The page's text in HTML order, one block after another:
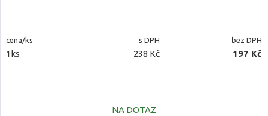
cena/ks s DPH bez DPH
1ks 238 Kč 197 Kč
NA DOTAZ